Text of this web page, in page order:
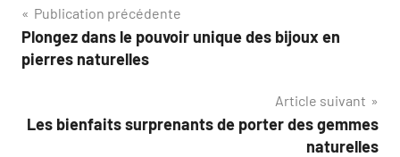
Navigation
de
Publication précédente
Plongez dans le pouvoir unique des bijoux en
pierres naturelles
Article suivant
Les bienfaits surprenants de porter des gemmes
naturelles